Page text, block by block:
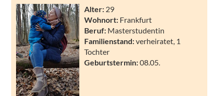
Alter: 29
Wohnort: Frankfurt
Beruf: Masterstudentin
Familienstand:verheiratet, 1
Tochter
Geburtstermin:08.05.